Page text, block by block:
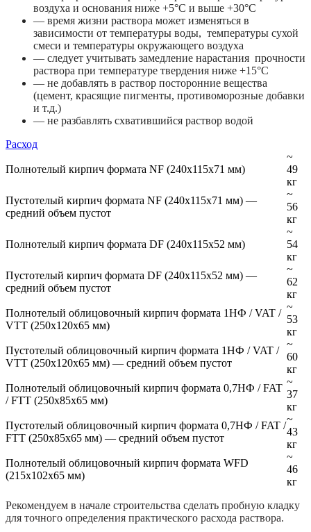
воздуха и основания ниже +5°С и выше +30°С
— время жизни раствора может изменяться в
зависимости от температуры воды, температуры сухой
смеси и температуры окружающего воздуха
— следует учитывать замедление нарастания прочности
раствора при температуре твердения ниже +15°С
— не добавлять в раствор посторонние вещества
(цемент, красящие пигменты, противоморозные добавки
и т.д.)
— не разбавлять схватившийся раствор водой
Расход
Полнотелый кирпич формата NF (240х115х71 мм)
~
49
кг
Пустотелый кирпич формата NF (240х115х71 мм) —
средний объем пустот
~
56
кг
Полнотелый кирпич формата DF (240х115х52 мм)
~
54
кг
Пустотелый кирпич формата DF (240х115х52 мм) —
средний объем пустот
~
62
кг
Полнотелый облицовочный кирпич формата 1НФ / VAT /
VTT (250х120х65 мм)
~
53
кг
Пустотелый облицовочный кирпич формата 1НФ / VAT /
VTT (250х120х65 мм) — средний объем пустот
~
60
кг
Полнотелый облицовочный кирпич формата 0,7НФ / FAT
/ FTT (250х85х65 мм)
~
37
кг
Пустотелый облицовочный кирпич формата 0,7НФ / FAT /
FTT (250х85х65 мм) — средний объем пустот
~
43
кг
Полнотелый облицовочный кирпич формата WFD
(215х102х65 мм)
~
46
кг
Рекомендуем в начале строительства сделать пробную кладку
для точного определения практического расхода раствора.